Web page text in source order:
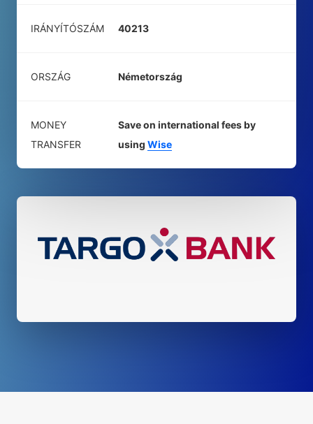
IRÁNYÍTÓSZÁM 40213
ORSZÁG Németország
MONEY
TRANSFER
Save on international fees by
using Wise